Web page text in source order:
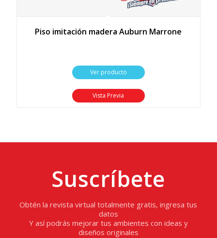
Piso imitación madera Auburn Marrone
Ver producto
Vista Previa
Suscríbete
Obtén la revista virtual totalmente gratis, ingresa tus
datos
Y así podrás mejorar tus ambientes con ideas y
diseños originales